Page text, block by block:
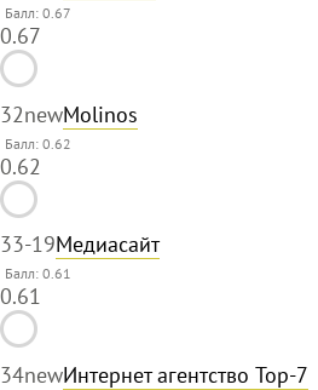
Балл: 0.67
0.67
32newMolinos
Балл: 0.62
0.62
33-19Медиасайт
Балл: 0.61
0.61
34newИнтернет агентство Top-7